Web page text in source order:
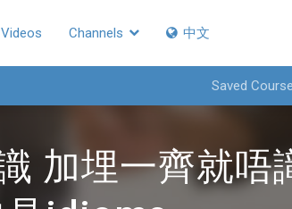
Videos Channels 中文
Saved
加埋一齊就唔